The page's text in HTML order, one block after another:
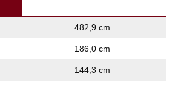
482,9 cm
186,0 cm
144,3 cm